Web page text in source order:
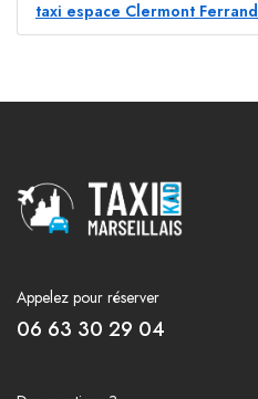
taxi espace Clermont Ferrand
Appelez pour réserver
06 63 30 29 04